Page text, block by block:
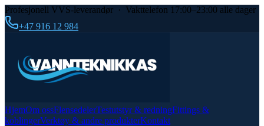
Profesjonell VVS-leverandør · Vakttelefon 17:00–23:00 alle dager
+47 916 12 984
HjemOm ossFlensedelerTestutstyr & redningFittings &
koblingerVerktøy & andre produkterKontakt